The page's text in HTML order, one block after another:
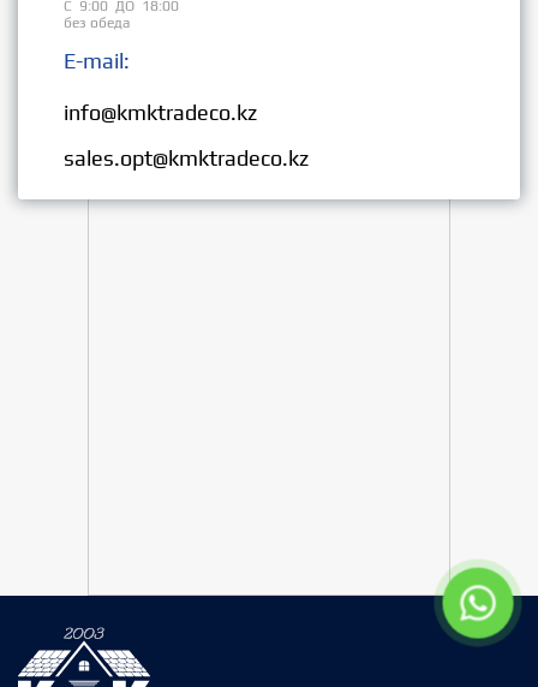
С 9:00 ДО 18:00
без обеда
E-mail:
info@kmktradeco.kz
sales.opt@kmktradeco.kz